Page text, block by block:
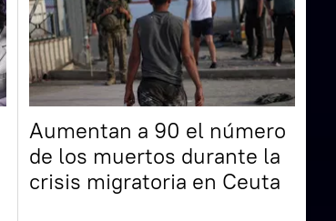
Aumentan a 90 el número
de los muertos durante la
crisis migratoria en Ceuta